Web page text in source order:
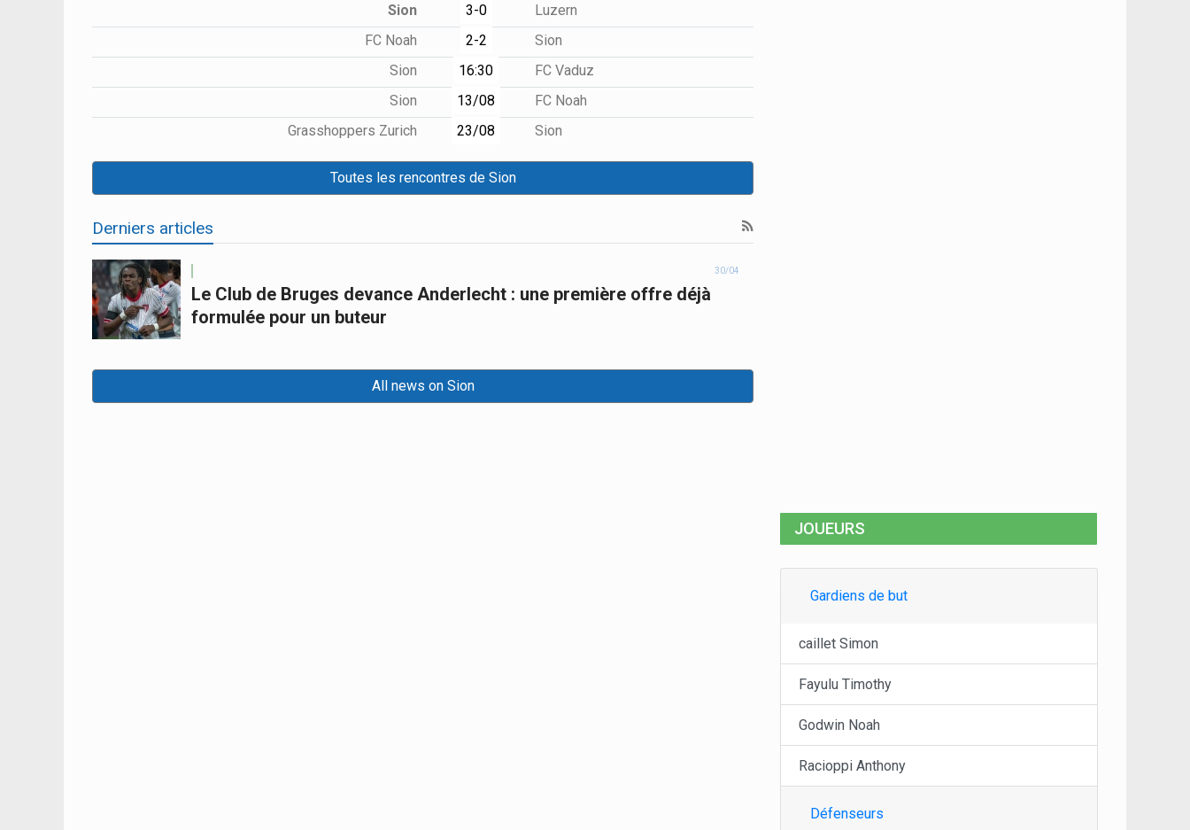
Sion
3-0
Luzern
FC Noah
2-2
Sion
Sion
16:30
FC Vaduz
Sion
13/08
FC Noah
Grasshoppers Zurich
23/08 Sion
Toutes les rencontres de Sion
Derniers articles
30/04
Le Club de Bruges devance Anderlecht : une première offre déjà
formulée pour un buteur
All news on Sion
JOUEURS
Gardiens de but
caillet Simon
Fayulu Timothy
Godwin Noah
Racioppi Anthony
Défenseurs